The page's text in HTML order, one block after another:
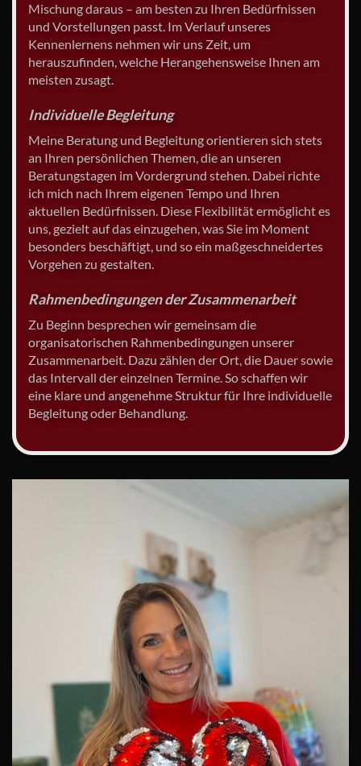
Mischung daraus – am besten zu Ihren Bedürfnissen
und Vorstellungen passt. Im Verlauf unseres
Kennenlernens nehmen wir uns Zeit, um
herauszufinden, welche Herangehensweise Ihnen am
meisten zusagt.
Individuelle Begleitung
Meine Beratung und Begleitung orientieren sich stets
an Ihren persönlichen Themen, die an unseren
Beratungstagen im Vordergrund stehen. Dabei richte
ich mich nach Ihrem eigenen Tempo und Ihren
aktuellen Bedürfnissen. Diese Flexibilität ermöglicht es
uns, gezielt auf das einzugehen, was Sie im Moment
besonders beschäftigt, und so ein maßgeschneidertes
Vorgehen zu gestalten.
Rahmenbedingungen der Zusammenarbeit
Zu Beginn besprechen wir gemeinsam die
organisatorischen Rahmenbedingungen unserer
Zusammenarbeit. Dazu zählen der Ort, die Dauer sowie
das Intervall der einzelnen Termine. So schaffen wir
eine klare und angenehme Struktur für Ihre individuelle
Begleitung oder Behandlung.